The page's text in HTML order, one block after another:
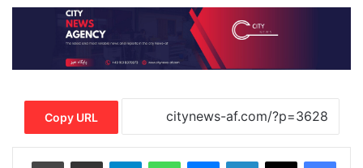
Copy URL
LinkedIn
Messenger
WhatsApp
Telegram
Share via Email
Print